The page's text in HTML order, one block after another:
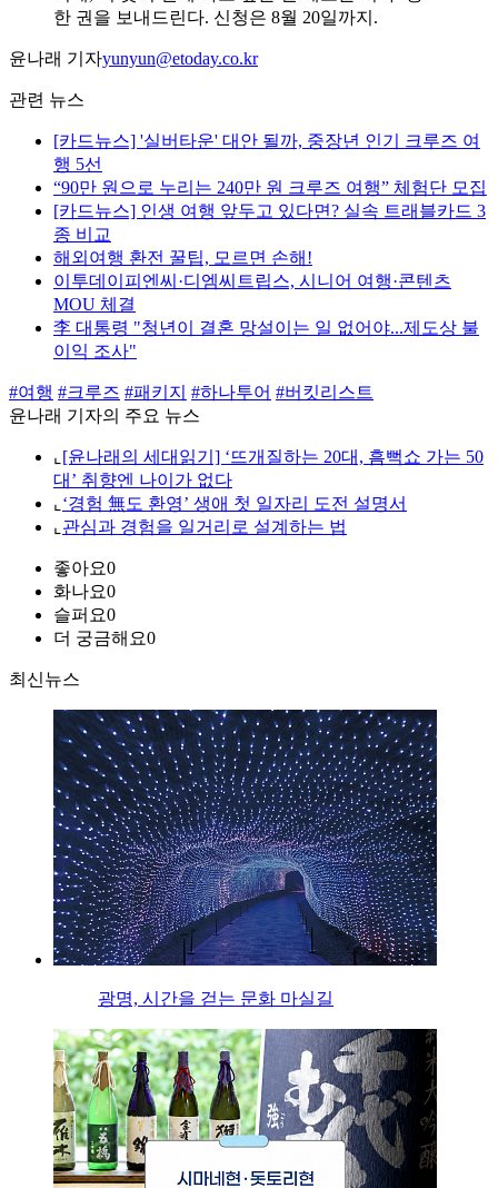
한 권을 보내드린다. 신청은 8월 20일까지.
윤나래 기자yunyun@etoday.co.kr
관련 뉴스
[카드뉴스] '실버타운' 대안 될까, 중장년 인기 크루즈 여
행 5선
“90만 원으로 누리는 240만 원 크루즈 여행” 체험단 모집
[카드뉴스] 인생 여행 앞두고 있다면? 실속 트래블카드 3
종 비교
해외여행 환전 꿀팁, 모르면 손해!
이투데이피엔씨·디엠씨트립스, 시니어 여행·콘텐츠
MOU 체결
李 대통령 "청년이 결혼 망설이는 일 없어야...제도상 불
이익 조사"
#여행 #크루즈 #패키지 #하나투어 #버킷리스트
윤나래 기자의 주요 뉴스
⌞ [윤나래의 세대읽기] ‘뜨개질하는 20대, 흠뻑쇼 가는 50
대’ 취향엔 나이가 없다
⌞ ‘경험 無도 환영’ 생애 첫 일자리 도전 설명서
⌞ 관심과 경험을 일거리로 설계하는 법
좋아요0
화나요0
슬퍼요0
더 궁금해요0
최신뉴스
광명, 시간을 걷는 문화 마실길